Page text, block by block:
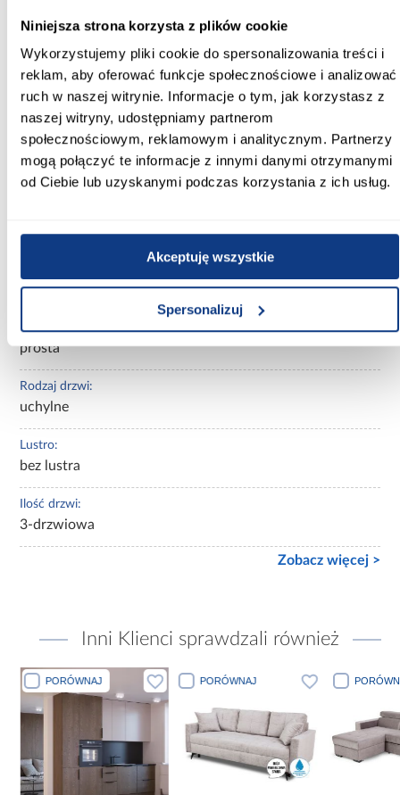
Niniejsza strona korzysta z plików cookie
Wykorzystujemy pliki cookie do spersonalizowania treści i
reklam, aby oferować funkcje społecznościowe i analizować
ruch w naszej witrynie. Informacje o tym, jak korzystasz z
naszej witryny, udostępniamy partnerom
społecznościowym, reklamowym i analitycznym. Partnerzy
mogą połączyć te informacje z innymi danymi otrzymanymi
od Ciebie lub uzyskanymi podczas korzystania z ich usług.
Akceptuję wszystkie
Spersonalizuj
Głębokość [cm]:
40.00
Wysokość [cm]:
245.50
Kolor frontów:
biały
białe
Rodzaj szafy:
prosta
Rodzaj drzwi:
uchylne
Lustro:
bez lustra
Ilość drzwi:
3-drzwiowa
Zobacz więcej >
Inni Klienci sprawdzali również
PORÓWNAJ PORÓWNAJ